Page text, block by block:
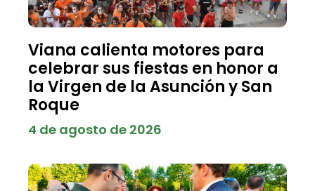
Viana calienta motores para
celebrar sus fiestas en honor a
la Virgen de la Asunción y San
Roque
4 de agosto de 2026